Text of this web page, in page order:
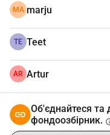
MA marju
TE Teet
AR Artur
Об'єднайтеся та
фондоозбірник.